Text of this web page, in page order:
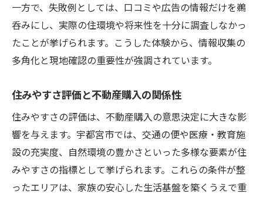
一方で、失敗例としては、口コミや広告の情報だけを鵜
呑みにし、実際の住環境や将来性を十分に調査しなかっ
たことが挙げられます。こうした体験から、情報収集の
多角化と現地確認の重要性が強調されています。
住みやすさ評価と不動産購入の関係性
住みやすさの評価は、不動産購入の意思決定に大きな影
響を与えます。宇都宮市では、交通の便や医療・教育施
設の充実度、自然環境の豊かさといった多様な要素が住
みやすさの指標として挙げられます。これらの条件が整
ったエリアは、家族の安心した生活基盤を築くうえで重